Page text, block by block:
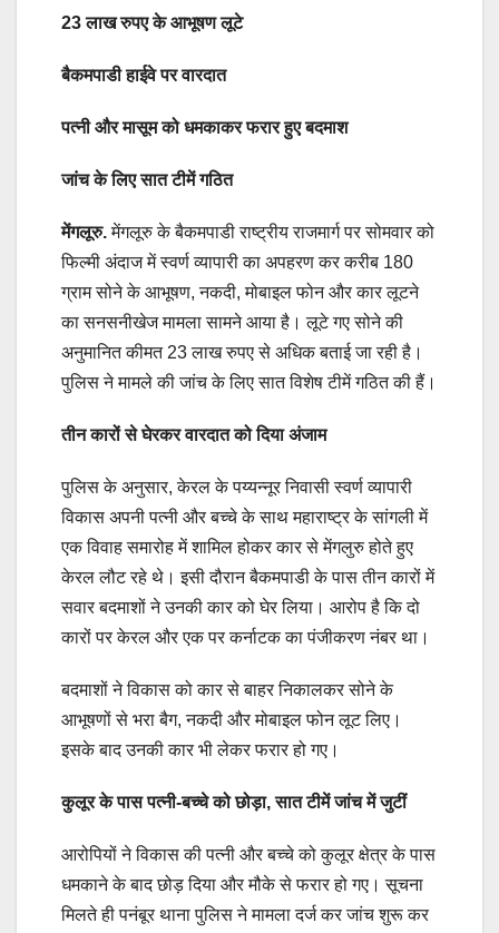
23 लाख रुपए के आभूषण लूटे
बैकमपाडी हाईवे पर वारदात
पत्नी और मासूम को धमकाकर फरार हुए बदमाश
जांच के लिए सात टीमें गठित
मेंगलूरु.मेंगलूरु के बैकमपाडी राष्ट्रीय राजमार्ग पर सोमवार को
फिल्मी अंदाज में स्वर्ण व्यापारी का अपहरण कर करीब 180
ग्राम सोने के आभूषण, नकदी, मोबाइल फोन और कार लूटने
का सनसनीखेज मामला सामने आया है। लूटे गए सोने की
अनुमानित कीमत 23 लाख रुपए से अधिक बताई जा रही है।
पुलिस ने मामले की जांच के लिए सात विशेष टीमें गठित की हैं।
तीन कारों से घेरकर वारदात को दिया अंजाम
पुलिस के अनुसार, केरल के पय्यन्नूर निवासी स्वर्ण व्यापारी
विकास अपनी पत्नी और बच्चे के साथ महाराष्ट्र के सांगली में
एक विवाह समारोह में शामिल होकर कार से मेंगलुरु होते हुए
केरल लौट रहे थे। इसी दौरान बैकमपाडी के पास तीन कारों में
सवार बदमाशों ने उनकी कार को घेर लिया। आरोप है कि दो
कारों पर केरल और एक पर कर्नाटक का पंजीकरण नंबर था।
बदमाशों ने विकास को कार से बाहर निकालकर सोने के
आभूषणों से भरा बैग, नकदी और मोबाइल फोन लूट लिए।
इसके बाद उनकी कार भी लेकर फरार हो गए।
कुलूर के पास पत्नी-बच्चे को छोड़ा, सात टीमें जांच में जुटीं
आरोपियों ने विकास की पत्नी और बच्चे को कुलूर क्षेत्र के पास
धमकाने के बाद छोड़ दिया और मौके से फरार हो गए। सूचना
मिलते ही पनंबूर थाना पुलिस ने मामला दर्ज कर जांच शुरू कर